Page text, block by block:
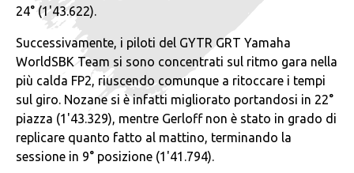
24° (1'43.622).
Successivamente, i piloti del GYTR GRT Yamaha
WorldSBK Team si sono concentrati sul ritmo gara nella
più calda FP2, riuscendo comunque a ritoccare i tempi
sul giro. Nozane si è infatti migliorato portandosi in 22°
piazza (1'43.329), mentre Gerloff non è stato in grado di
replicare quanto fatto al mattino, terminando la
sessione in 9° posizione (1'41.794).